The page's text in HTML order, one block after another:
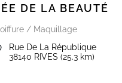
DE LA BEAUTÉ
/ Maquillage
Rue De La République
38140 RIVES (25.3 km)